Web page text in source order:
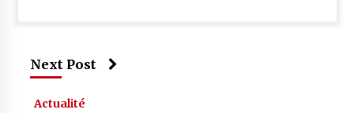
Next Post
Actualité